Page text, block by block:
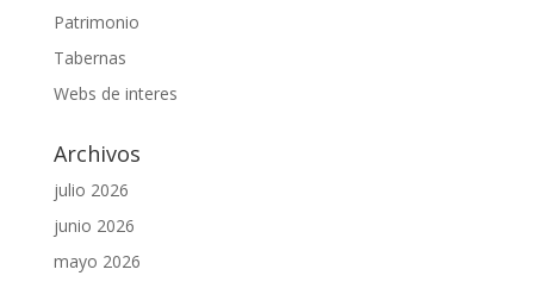
Patrimonio
Tabernas
Webs de interes
Archivos
julio 2026
junio 2026
mayo 2026